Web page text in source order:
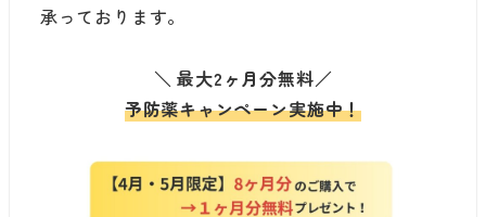
承っております。
＼最大2ヶ月分無料／
予防薬キャンペーン実施中！